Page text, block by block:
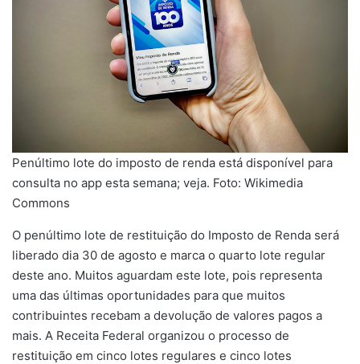
Penúltimo lote do imposto de renda está disponível para
consulta no app esta semana; veja. Foto: Wikimedia
Commons
O penúltimo lote de restituição do Imposto de Renda será
liberado dia 30 de agosto e marca o quarto lote regular
deste ano. Muitos aguardam este lote, pois representa
uma das últimas oportunidades para que muitos
contribuintes recebam a devolução de valores pagos a
mais. A Receita Federal organizou o processo de
restituição em cinco lotes regulares e cinco lotes